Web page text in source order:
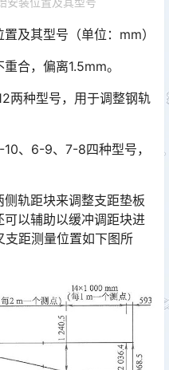
及其型号（单位：mm）
合，偏离1.5mm。
两种型号，用于调整钢轨
10、6-9、7-8四种型号，
侧轨距块来调整支距垫板
以辅助以缓冲调距块进
支距测量位置如下图所